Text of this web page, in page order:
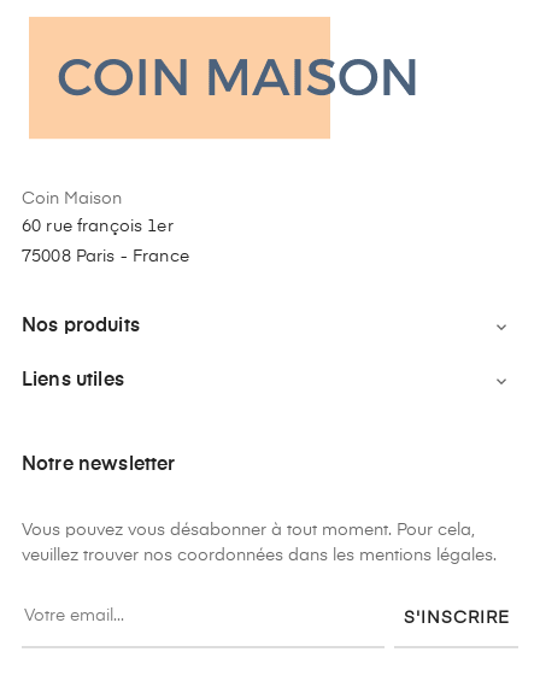
Coin Maison
60 rue françois 1er
75008 Paris - France
Nos produits 
Liens utiles 
Notre newsletter
Vous pouvez vous désabonner à tout moment. Pour cela,
veuillez trouver nos coordonnées dans les mentions légales.
S'INSCRIRE